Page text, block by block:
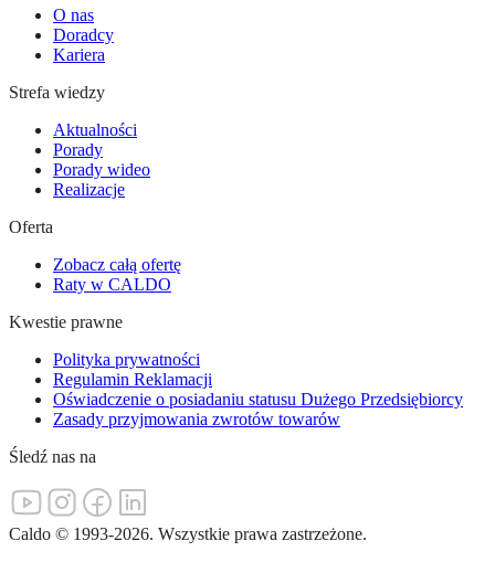
O nas
Doradcy
Kariera
Strefa wiedzy
Aktualności
Porady
Porady wideo
Realizacje
Oferta
Zobacz całą ofertę
Raty w CALDO
Kwestie prawne
Polityka prywatności
Regulamin Reklamacji
Oświadczenie o posiadaniu statusu Dużego Przedsiębiorcy
Zasady przyjmowania zwrotów towarów
Śledź nas na
Caldo © 1993-2026. Wszystkie prawa zastrzeżone.